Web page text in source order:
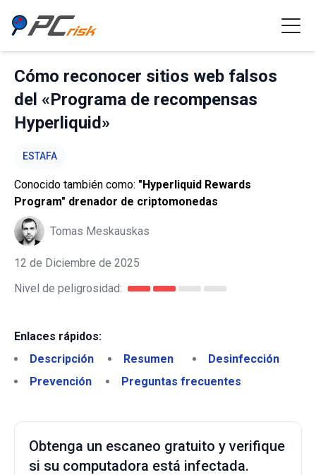
Cómo reconocer sitios web falsos
del «Programa de recompensas
Hyperliquid»
ESTAFA
Conocido también como: "Hyperliquid Rewards
Program" drenador de criptomonedas
Tomas Meskauskas
12 de Diciembre de 2025
Nivel de peligrosidad:
Enlaces rápidos:
Descripción
Resumen
Desinfección
Prevención
Preguntas frecuentes
Obtenga un escaneo gratuito y verifique
si su computadora está infectada.